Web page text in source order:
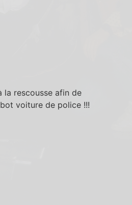
rescousse afin de
voiture de police !!!